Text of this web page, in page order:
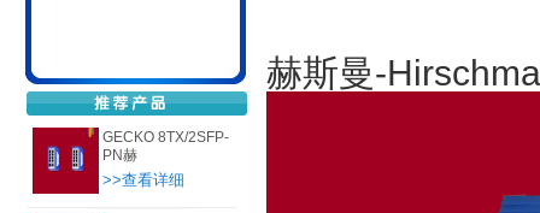
GECKO 8TX/2SFP-
PN赫
>>查看详细
赫斯曼-